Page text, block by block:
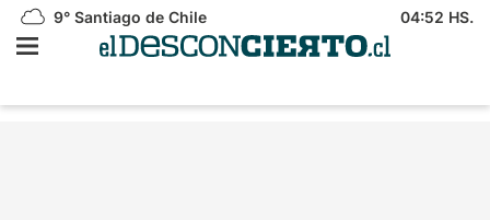
9° Santiago de Chile 04:52 HS.